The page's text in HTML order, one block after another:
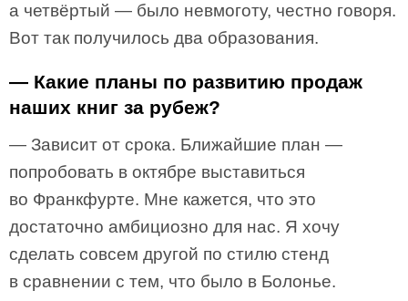
а четвёртый — было невмоготу, честно говоря.
Вот так получилось два образования.
— Какие планы по развитию продаж
наших книг за рубеж?
— Зависит от срока. Ближайшие план —
попробовать в октябре выставиться
во Франкфурте. Мне кажется, что это
достаточно амбициозно для нас. Я хочу
сделать совсем другой по стилю стенд
в сравнении с тем, что было в Болонье.